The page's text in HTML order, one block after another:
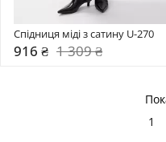
Спідниця міді з сатину U-270
916 ₴ 1 309 ₴
1